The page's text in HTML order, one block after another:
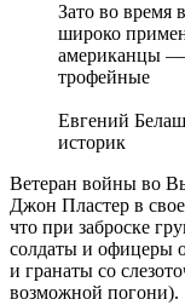
Зато во время
широко
американцы —
трофейные
Евгений Белаш
историк
Ветеран войны во
Джон Пластер в
что при заброске
солдаты и офицеры
и гранаты со
возможной погони).